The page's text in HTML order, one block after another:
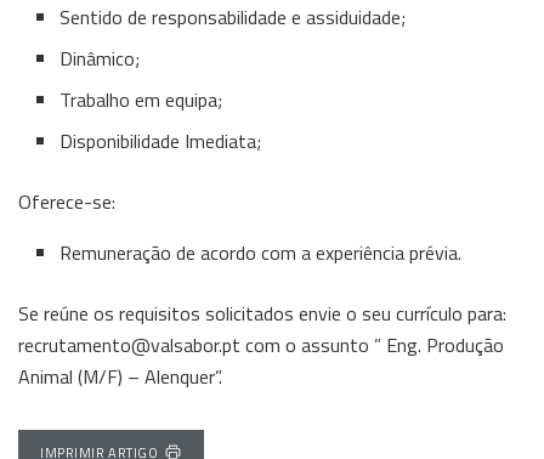
Sentido de responsabilidade e assiduidade;
Dinâmico;
Trabalho em equipa;
Disponibilidade Imediata;
Oferece-se:
Remuneração de acordo com a experiência prévia.
Se reúne os requisitos solicitados envie o seu currículo para:
recrutamento@valsabor.pt com o assunto ” Eng. Produção
Animal (M/F) – Alenquer”.
IMPRIMIR ARTIGO